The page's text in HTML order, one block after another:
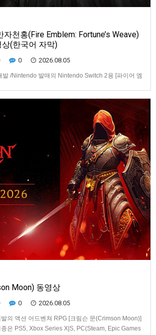
천홍(Fire Emblem: Fortune’s Weave)
(한국어 자막)
0 2026.08.05
발 /Nintendo 발매의 Nintendo Switch 2용 [파이어 엠
Moon) 동영상
0 2026.08.05
의 액션 어드벤쳐 RPG [크림슨 문(Crimson Moon)]
은 PS5, Xbox Series X|S, PC(Steam, Epic Games